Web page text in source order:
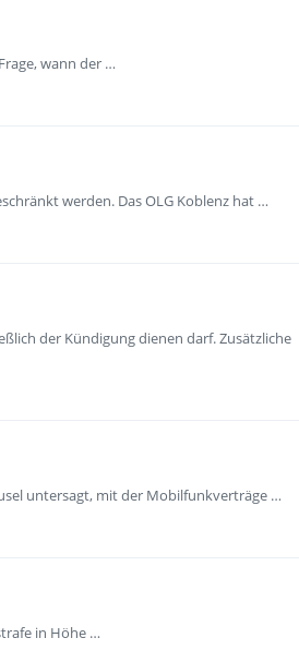
wann der …
werden. Das OLG Koblenz hat …
der Kündigung dienen darf. Zusätzliche
untersagt, mit der Mobilfunkverträge …
in Höhe …